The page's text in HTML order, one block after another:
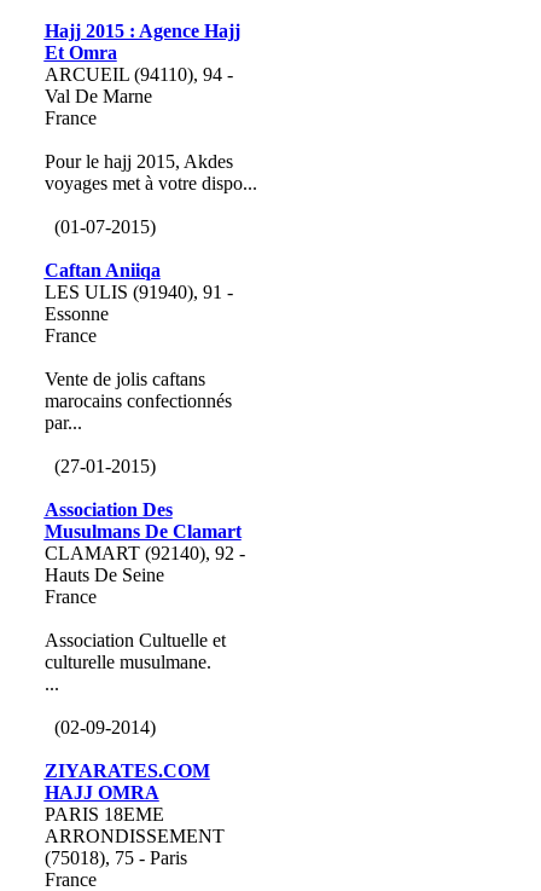
Hajj 2015 : Agence Hajj
Et Omra
ARCUEIL (94110), 94 -
Val De Marne
France
Pour le hajj 2015, Akdes
voyages met à votre dispo...
(01-07-2015)
Caftan Aniiqa
LES ULIS (91940), 91 -
Essonne
France
Vente de jolis caftans
marocains confectionnés
par...
(27-01-2015)
Association Des
Musulmans De Clamart
CLAMART (92140), 92 -
Hauts De Seine
France
Association Cultuelle et
culturelle musulmane.
...
(02-09-2014)
ZIYARATES.COM
HAJJ OMRA
PARIS 18EME
ARRONDISSEMENT
(75018), 75 - Paris
France